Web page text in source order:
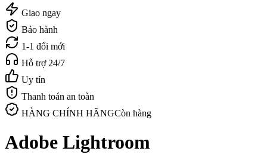
Giao ngay
Bảo hành
1-1 đổi mới
Hỗ trợ 24/7
Uy tín
Thanh toán an toàn
HÀNG CHÍNH HÃNGCòn hàng
Adobe Lightroom